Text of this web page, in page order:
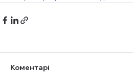
Коментарі